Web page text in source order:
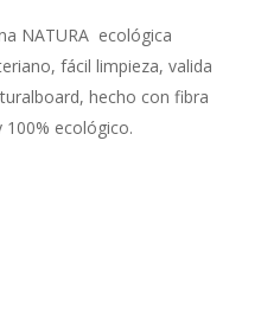
NATURA ecológica
fácil limpieza, valida
hecho con fibra
ecológico.